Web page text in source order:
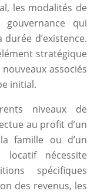
les modalités de
qui
d’existence.
stratégique
associés
initial.
niveaux de
au profit d’un
famille ou d’un
locatif nécessite
spécifiques
des revenus, les